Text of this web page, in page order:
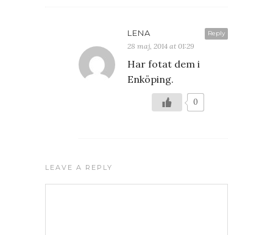
Reply
LENA
28 maj, 2014 at 01:29
Har fotat dem i
Enköping.
0
LEAVE A REPLY